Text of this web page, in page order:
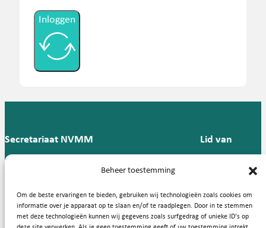
Beheer toestemming
Om de beste ervaringen te bieden, gebruiken wij technologieën zoals cookies om
informatie over je apparaat op te slaan en/of te raadplegen. Door in te stemmen
met deze technologieën kunnen wij gegevens zoals surfgedrag of unieke ID's op
Inloggen
Secretariaat NVMM
Groningen
T: 088 -
57
Lid van